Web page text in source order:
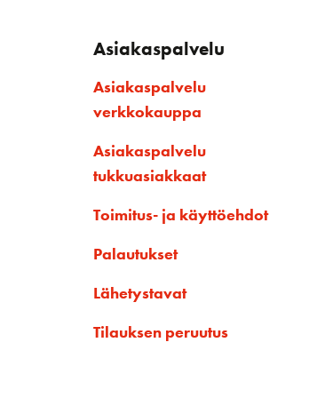
Asiakaspalvelu
Asiakaspalvelu
verkkokauppa
Asiakaspalvelu
tukkuasiakkaat
Toimitus- ja käyttöehdot
Palautukset
Lähetystavat
Tilauksen peruutus